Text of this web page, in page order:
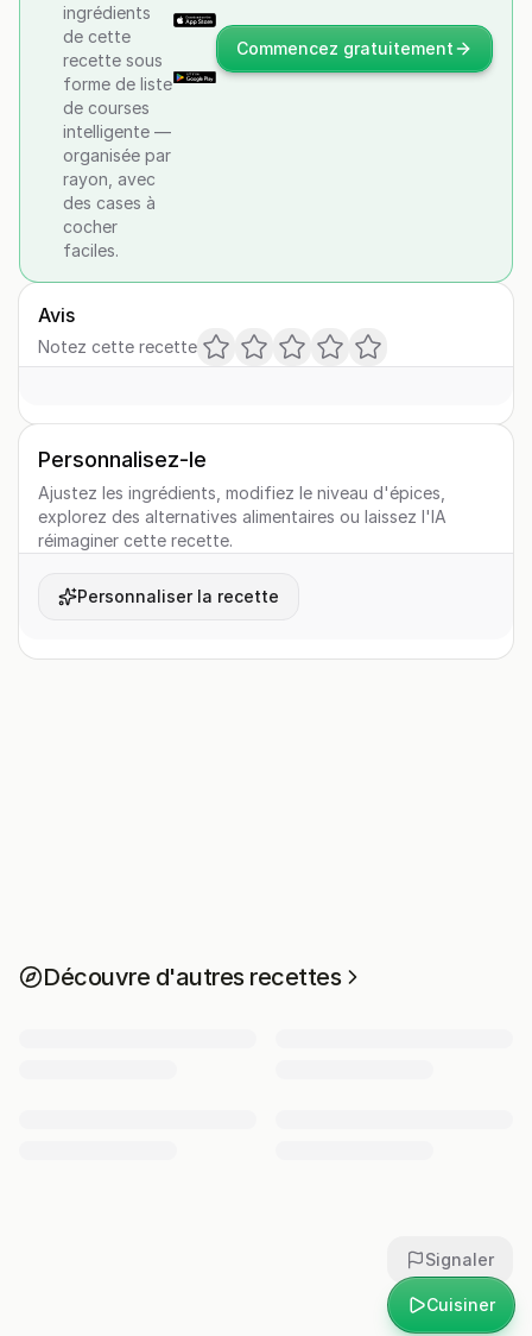
Cuisiner
ingrédients
de cette
recette sous
forme de liste
de courses
intelligente —
organisée par
rayon, avec
des cases à
cocher
faciles.
Commencez gratuitement
Avis
Notez cette recette
Personnalisez-le
Ajustez les ingrédients, modifiez le niveau d'épices,
explorez des alternatives alimentaires ou laissez l'IA
réimaginer cette recette.
Personnaliser la recette
Découvre d'autres recettes
Signaler